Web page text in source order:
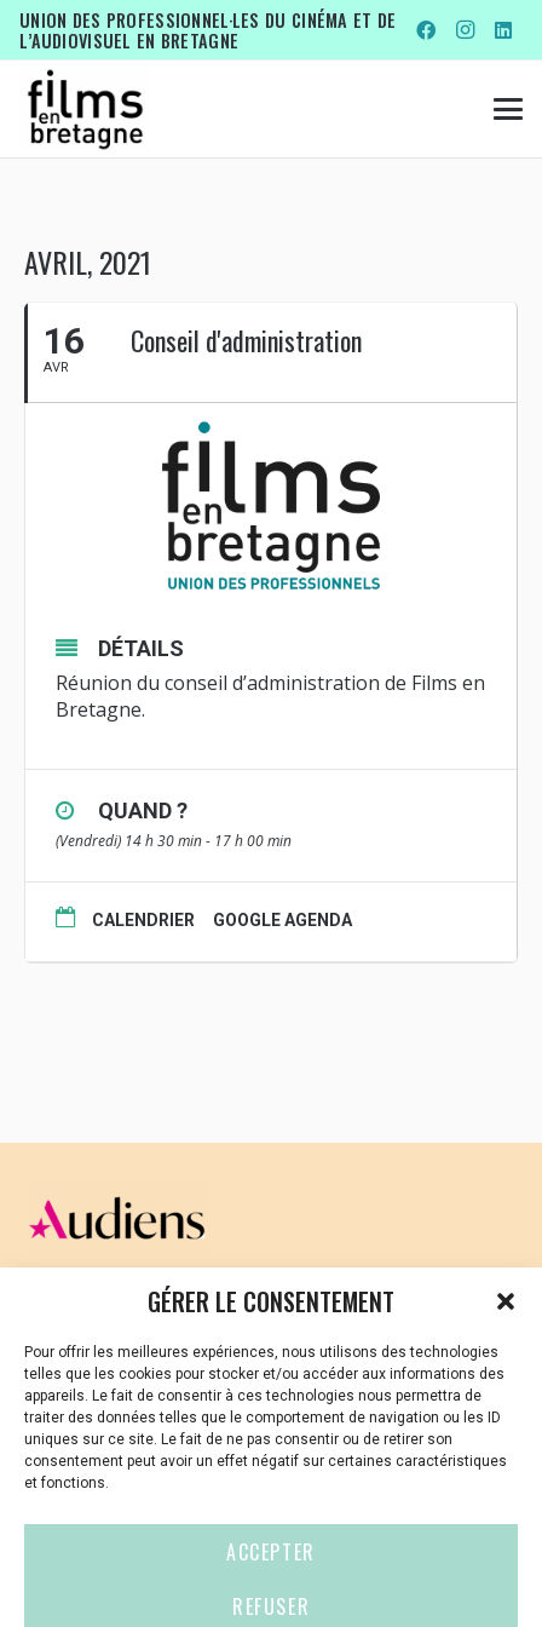
GÉRER LE CONSENTEMENT
Pour offrir les meilleures expériences, nous utilisons des technologies
telles que les cookies pour stocker et/ou accéder aux informations des
appareils. Le fait de consentir à ces technologies nous permettra de
traiter des données telles que le comportement de navigation ou les ID
uniques sur ce site. Le fait de ne pas consentir ou de retirer son
consentement peut avoir un effet négatif sur certaines caractéristiques
et fonctions.
ACCEPTER
REFUSER
UNION DES PROFESSIONNEL·LES DU CINÉMA ET DE
L’AUDIOVISUEL EN BRETAGNE
AVRIL, 2021
16
AVR
Conseil d'administration
DÉTAILS
Réunion du conseil d’administration de Films en
Bretagne.
QUAND ?
(Vendredi) 14 h 30 min - 17 h 00 min
CALENDRIER GOOGLE AGENDA
CELLULE D’ÉCOUTE ET DE SOUTIEN PSYCHOLOGIQUE ET
Vous avez été témoin ou vous êtes victime de VSS ? Ou
vous êtes référent·es harcèlement en besoin de soutien
ou d’informations ?
01 87 20 30 90
violences-sexuelles-culture@audiens.org